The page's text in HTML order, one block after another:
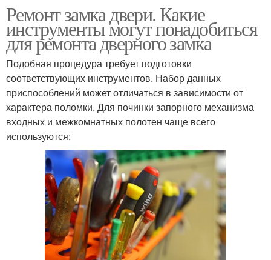
Ремонт замка двери. Какие
инструменты могут понадобиться
для ремонта дверного замка
Подобная процедура требует подготовки
соответствующих инструментов. Набор данных
приспособлений может отличаться в зависимости от
характера поломки. Для починки запорного механизма
входных и межкомнатных полотен чаще всего
используются: